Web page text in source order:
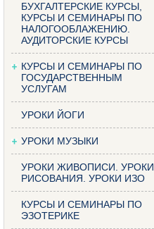
БУХГАЛТЕРСКИЕ КУРСЫ,
КУРСЫ И СЕМИНАРЫ ПО
НАЛОГООБЛАЖЕНИЮ.
АУДИТОРСКИЕ КУРСЫ
КУРСЫ И СЕМИНАРЫ ПО
ГОСУДАРСТВЕННЫМ
УСЛУГАМ
УРОКИ ЙОГИ
УРОКИ МУЗЫКИ
УРОКИ ЖИВОПИСИ. УРОКИ
РИСОВАНИЯ. УРОКИ ИЗО
КУРСЫ И СЕМИНАРЫ ПО
ЭЗОТЕРИКЕ